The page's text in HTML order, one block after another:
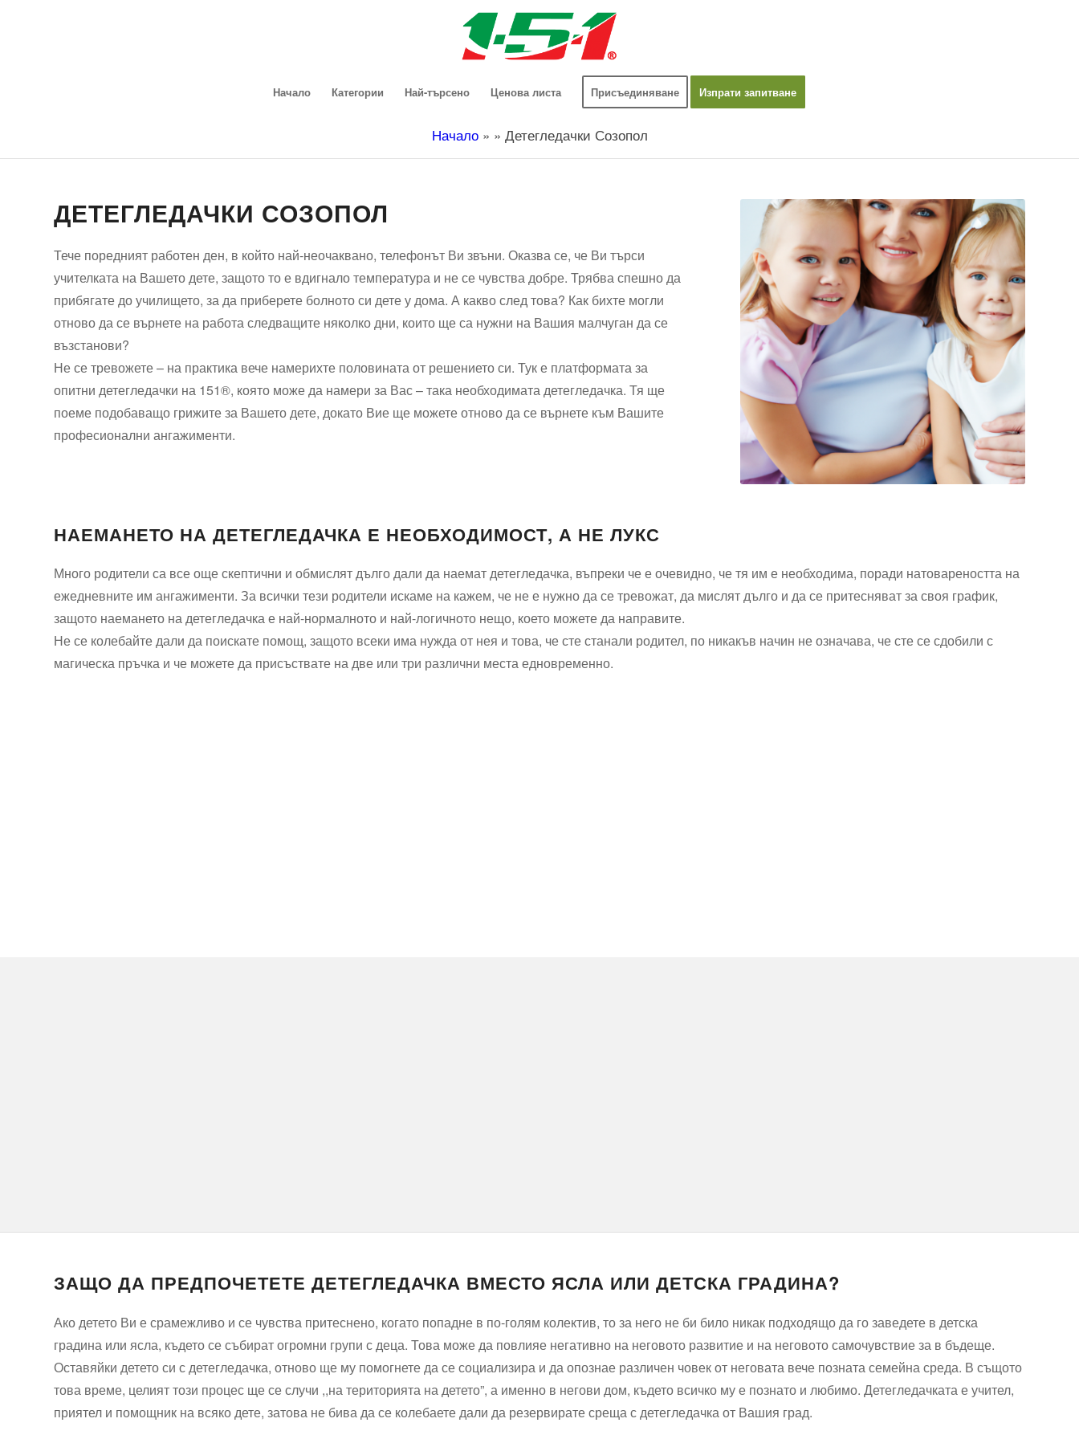
Начало Категории Най-търсено Ценова листа Присъединяване Изпрати запитване
Начало» » Детегледачки Созопол
ДЕТЕГЛЕДАЧКИ СОЗОПОЛ
Тече поредният работен ден, в който най-неочаквано, телефонът Ви звъни. Оказва се, че Ви търси
учителката на Вашето дете, защото то е вдигнало температура и не се чувства добре. Трябва спешно да
прибягате до училището, за да приберете болното си дете у дома. А какво след това? Как бихте могли
отново да се върнете на работа следващите няколко дни, които ще са нужни на Вашия малчуган да се
възстанови?
Не се тревожете – на практика вече намерихте половината от решението си. Тук е платформата за
опитни детегледачки на 151®, която може да намери за Вас – така необходимата детегледачка. Тя ще
поеме подобаващо грижите за Вашето дете, докато Вие ще можете отново да се върнете към Вашите
професионални ангажименти.
НАЕМАНЕТО НА ДЕТЕГЛЕДАЧКА Е НЕОБХОДИМОСТ, А НЕ ЛУКС
Много родители са все още скептични и обмислят дълго дали да наемат детегледачка, въпреки че е очевидно, че тя им е необходима, поради натовареността на
ежедневните им ангажименти. За всички тези родители искаме на кажем, че не е нужно да се тревожат, да мислят дълго и да се притесняват за своя график,
защото наемането на детегледачка е най-нормалното и най-логичното нещо, което можете да направите.
Не се колебайте дали да поискате помощ, защото всеки има нужда от нея и това, че сте станали родител, по никакъв начин не означава, че сте се сдобили с
магическа пръчка и че можете да присъствате на две или три различни места едновременно.
ЗАЩО ДА ПРЕДПОЧЕТЕТЕ ДЕТЕГЛЕДАЧКА ВМЕСТО ЯСЛА ИЛИ ДЕТСКА ГРАДИНА?
Ако детето Ви е срамежливо и се чувства притеснено, когато попадне в по-голям колектив, то за него не би било никак подходящо да го заведете в детска
градина или ясла, където се събират огромни групи с деца. Това може да повлияе негативно на неговото развитие и на неговото самочувствие за в бъдеще.
Оставяйки детето си с детегледачка, отново ще му помогнете да се социализира и да опознае различен човек от неговата вече позната семейна среда. В същото
това време, целият този процес ще се случи ,,на територията на детето”, а именно в негови дом, където всичко му е познато и любимо. Детегледачката е учител,
приятел и помощник на всяко дете, затова не бива да се колебаете дали да резервирате среща с детегледачка от Вашия град.